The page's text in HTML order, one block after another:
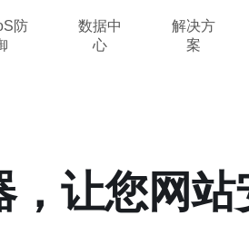
防
数据中
心
解决方
案
让您网